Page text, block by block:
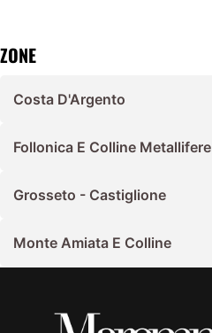
ZONE
Costa D'Argento
Follonica E Colline Metallifere
Grosseto - Castiglione
Monte Amiata E Colline